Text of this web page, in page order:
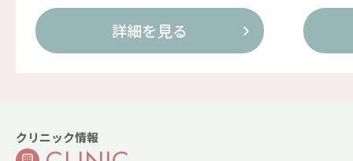
詳細を見る
クリニック情報